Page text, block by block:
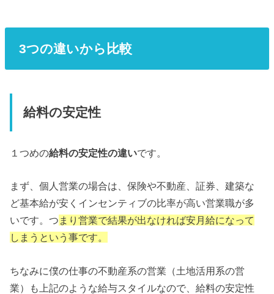
3つの違いから比較
給料の安定性
１つめの給料の安定性の違いです。
まず、個人営業の場合は、保険や不動産、証券、建築な
ど基本給が安くインセンティブの比率が高い営業職が多
いです。つ まり営業で結果が出なければ安月給になって
しまうという事です。
ちなみに僕の仕事の不動産系の営業（土地活用系の営
業）も上記のような給与スタイルなので、給料の安定性